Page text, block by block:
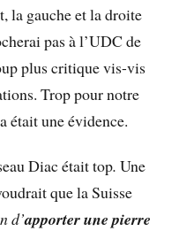
la gauche et la droite
pas à l’UDC de
plus critique vis-vis
Trop pour notre
était une évidence.
Diac était top. Une
que la Suisse
d’apporter une pierre